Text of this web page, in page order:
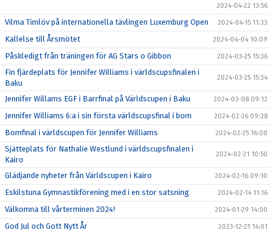
2024-04-22 13:56
Vilma Timlöv på internationella tävlingen Luxemburg Open 2024-04-15 11:33
Kallelse till Årsmötet 2024-04-04 10:09
Påskledigt från träningen för AG Stars o Gibbon 2024-03-25 15:36
Fin fjärdeplats för Jennifer Williams i världscupsfinalen i
Baku
2024-03-25 15:34
Jennifer Willams EGF i Barrfinal på Världscupen i Baku 2024-03-08 09:12
Jennifer Williams 6:a i sin första världscupsfinal i bom 2024-02-26 09:28
Bomfinal i världscupen för Jennifer Williams 2024-02-25 16:00
Sjätteplats för Nathalie Westlund i världscupsfinalen i
Kairo
2024-02-21 10:50
Glädjande nyheter från Världscupen i Kairo 2024-02-16 09:10
Eskilstuna Gymnastikförening med i en stor satsning 2024-02-14 11:16
Välkomna till vårterminen 2024! 2024-01-29 14:00
God Jul och Gott Nytt År 2023-12-21 14:01